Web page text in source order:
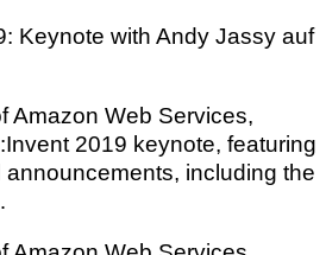
Keynote with Andy Jassy auf
Amazon Web Services,
2019 keynote, featuring
including the